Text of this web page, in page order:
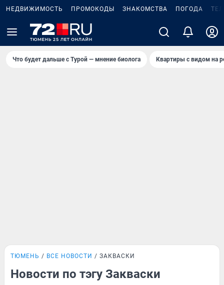
НЕДВИЖИМОСТЬ ПРОМОКОДЫ ЗНАКОМСТВА ПОГОДА
Что будет дальше с Турой — мнение биолога Квартиры с видом на
ТЮМЕНЬ ВСЕ НОВОСТИ ЗАКВАСКИ
Новости по тэгу Закваски